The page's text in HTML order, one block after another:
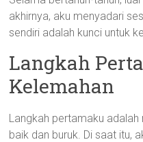
akhirnya, aku menyadari
sendiri adalah kunci untuk
Langkah
Kelemahan
Langkah pertamaku
baik dan buruk. Di saat itu,